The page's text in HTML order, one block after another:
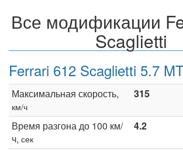
Все модификации
Scaglietti
Ferrari 612 Scaglietti 5.7
Максимальная скорость,
км/ч
315
Время разгона до 100 км/
ч, сек
4.2